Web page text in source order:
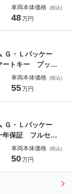
ナビ Ｂｌｕｅｔ
アラウンドビ
バッテリー・ワ
車両本体価格 (税込)
48万円
Ｇ・Ｌパッケー
トキー プッシ
リングストップ
ドア ＴＶ ナ
イパーゴム新品
車両本体価格 (税込)
55万円
Ｇ・Ｌパッケー
保証 フルセグ
ｔｏｏｔｈ バッ
側パワースライ
ム新品
車両本体価格 (税込)
50万円